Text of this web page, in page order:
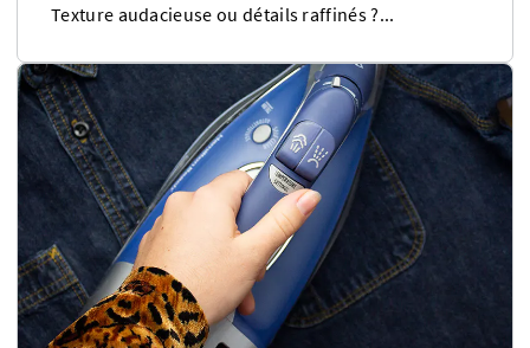
Texture audacieuse ou détails raffinés ?...